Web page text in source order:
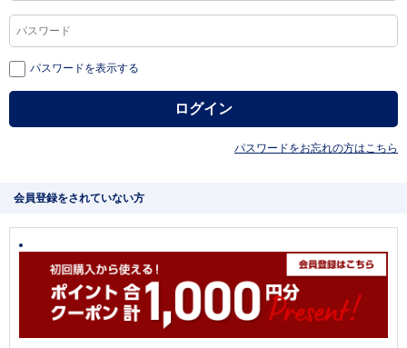
パスワードを表示する
パスワードをお忘れの方はこちら
会員登録をされていない方